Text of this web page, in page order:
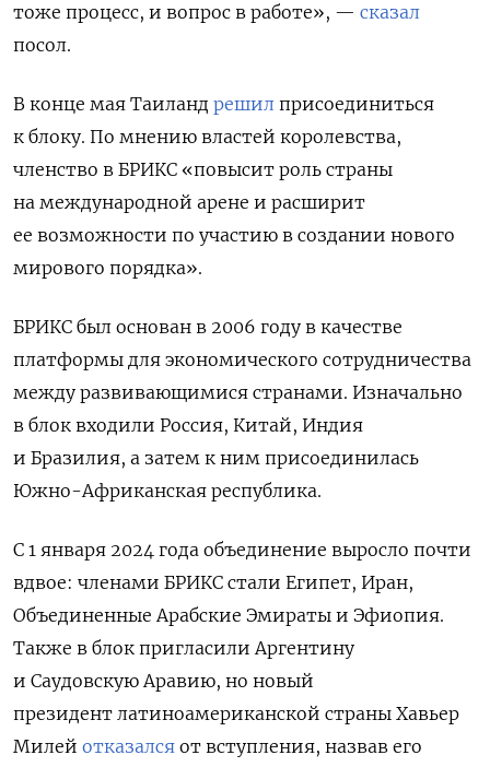
тоже процесс, и вопрос в работе», — сказал
посол.
В конце мая Таиланд решил присоединиться
к блоку. По мнению властей королевства,
членство в БРИКС «повысит роль страны
на международной арене и расширит
ее возможности по участию в создании нового
мирового порядка».
БРИКС был основан в 2006 году в качестве
платформы для экономического сотрудничества
между развивающимися странами. Изначально
в блок входили Россия, Китай, Индия
и Бразилия, а затем к ним присоединилась
Южно-Африканская республика.
С 1 января 2024 года объединение выросло почти
вдвое: членами БРИКС стали Египет, Иран,
Объединенные Арабские Эмираты и Эфиопия.
Также в блок пригласили Аргентину
и Саудовскую Аравию, но новый
президент латиноамериканской страны Хавьер
Милей отказался от вступления, назвав его